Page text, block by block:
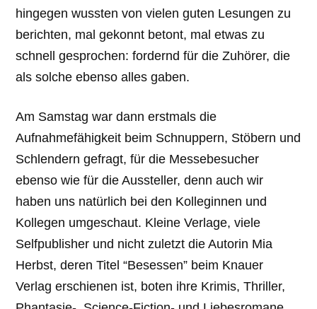
hingegen wussten von vielen guten Lesungen zu
berichten, mal gekonnt betont, mal etwas zu
schnell gesprochen: fordernd für die Zuhörer, die
als solche ebenso alles gaben.
Am Samstag war dann erstmals die
Aufnahmefähigkeit beim Schnuppern, Stöbern und
Schlendern gefragt, für die Messebesucher
ebenso wie für die Aussteller, denn auch wir
haben uns natürlich bei den Kolleginnen und
Kollegen umgeschaut. Kleine Verlage, viele
Selfpublisher und nicht zuletzt die Autorin Mia
Herbst, deren Titel “Besessen” beim Knauer
Verlag erschienen ist, boten ihre Krimis, Thriller,